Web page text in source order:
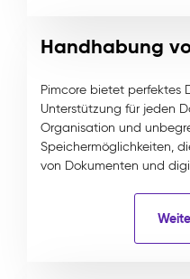
Handhabung
Pimcore bietet perfektes
Unterstützung für jeden
Organisation und
Speichermöglichkeiten,
von Dokumenten und